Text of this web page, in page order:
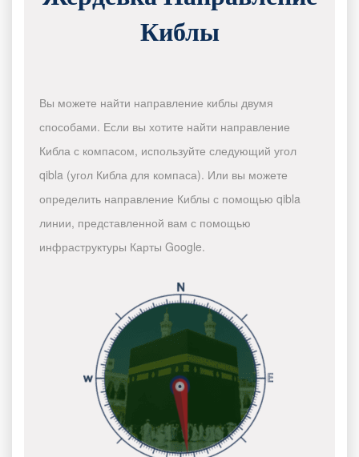
Киблы
Вы можете найти направление киблы двумя
способами. Если вы хотите найти направление
Кибла с компасом, используйте следующий угол
qibla (угол Кибла для компаса). Или вы можете
определить направление Киблы с помощью qibla
линии, представленной вам с помощью
инфраструктуры Карты Google.